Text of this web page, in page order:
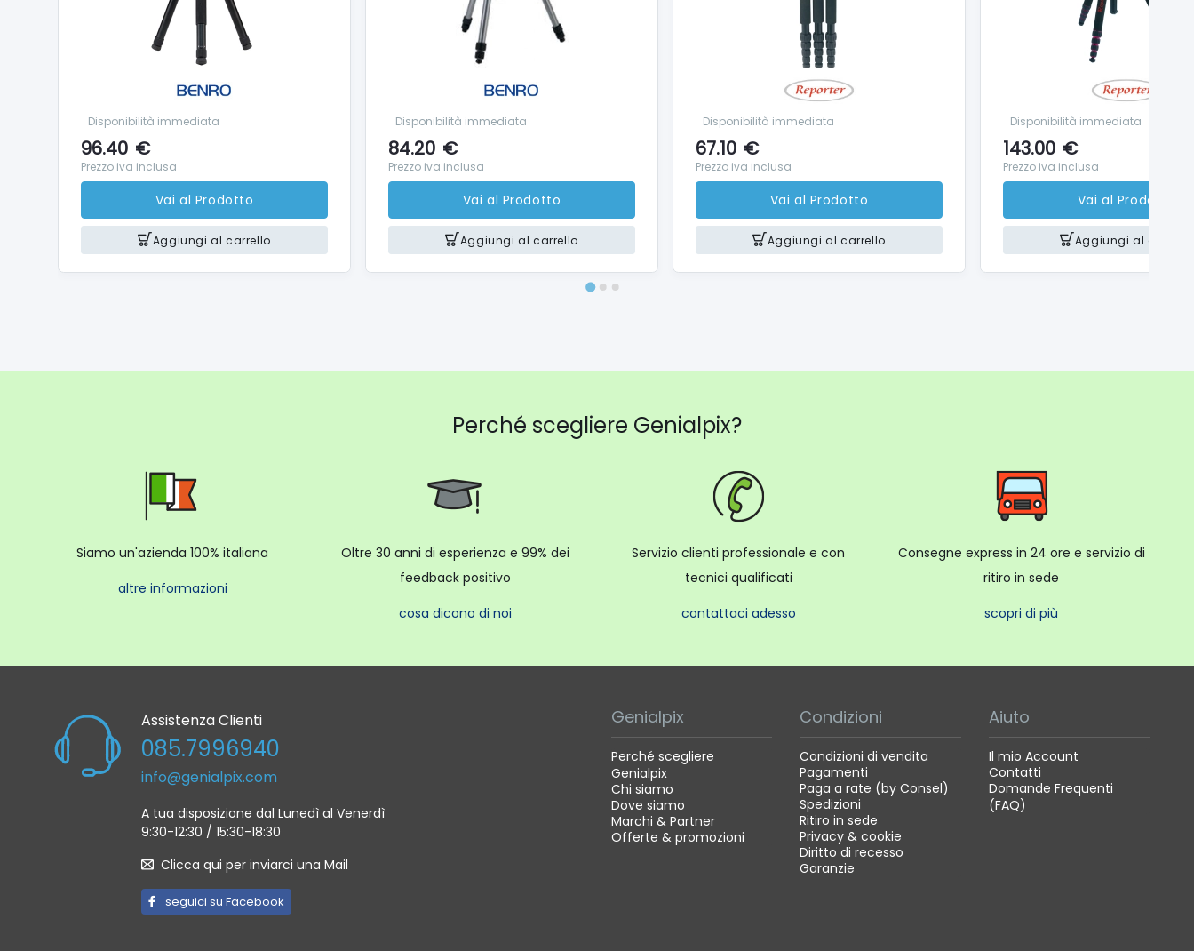
Disponibilità immediata
96.40 €
Prezzo iva inclusa
Vai al Prodotto
Aggiungi al carrello
Disponibilità immediata
84.20 €
Prezzo iva inclusa
Vai al Prodotto
Aggiungi al carrello
Disponibilità immediata
67.10 €
Prezzo iva inclusa
Vai al Prodotto
Aggiungi al carrello
Disponibilità immediata
143.00 €
Prezzo iva inclusa
Vai al Prodotto
Aggiungi al carrello
Perché scegliere Genialpix?
Siamo un'azienda 100% italiana
altre informazioni
Oltre 30 anni di esperienza e 99% dei
feedback positivo
cosa dicono di noi
Servizio clienti professionale e con
tecnici qualificati
contattaci adesso
Consegne express in 24 ore e servizio di
ritiro in sede
scopri di più
Assistenza Clienti
085.7996940
info@genialpix.com
A tua disposizione dal Lunedì al Venerdì
9:30-12:30 / 15:30-18:30
Clicca qui per inviarci una Mail
seguici su Facebook
Genialpix
Perché scegliere
Genialpix
Chi siamo
Dove siamo
Marchi & Partner
Offerte & promozioni
Condizioni
Condizioni di vendita
Pagamenti
Paga a rate (by Consel)
Spedizioni
Ritiro in sede
Privacy & cookie
Diritto di recesso
Garanzie
Aiuto
Il mio Account
Contatti
Domande Frequenti
(FAQ)